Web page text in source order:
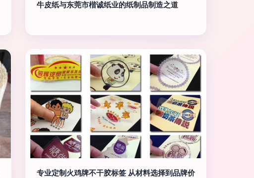
牛皮纸与东莞市楷诚纸业的纸制品制造之道
专业定制火鸡牌不干胶标签 从材料选择到品牌价